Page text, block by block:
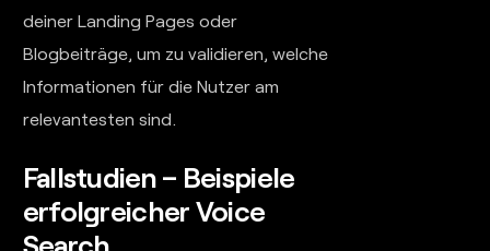
deiner Landing Pages oder
Blogbeiträge, um zu validieren, welche
Informationen für die Nutzer am
relevantesten sind.
Fallstudien – Beispiele
erfolgreicher Voice
Search